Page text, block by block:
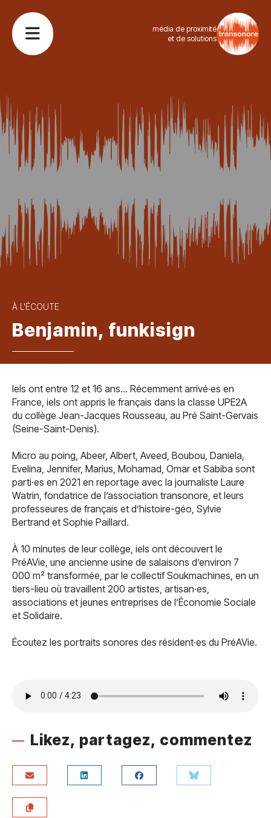
média de proximité
et de solutions
À L'ÉCOUTE
Benjamin, funkisign
Iels ont entre 12 et 16 ans… Récemment arrivé·es en
France, iels ont appris le français dans la classe UPE2A
du collège Jean-Jacques Rousseau, au Pré Saint-Gervais
(Seine-Saint-Denis).
Micro au poing, Abeer, Albert, Aveed, Boubou, Daniela,
Evelina, Jennifer, Marius, Mohamad, Omar et Sabiba sont
parti·es en 2021 en reportage avec la journaliste Laure
Watrin, fondatrice de l’association transonore, et leurs
professeures de français et d’histoire-géo, Sylvie
Bertrand et Sophie Paillard.
À 10 minutes de leur collège, iels ont découvert le
PréAVie, une ancienne usine de salaisons d’environ 7
000 m² transformée, par le collectif Soukmachines, en un
tiers-lieu où travaillent 200 artistes, artisan·es,
associations et jeunes entreprises de l’Économie Sociale
et Solidaire.
Écoutez les portraits sonores des résident·es du PréAVie.
Likez, partagez, commentez